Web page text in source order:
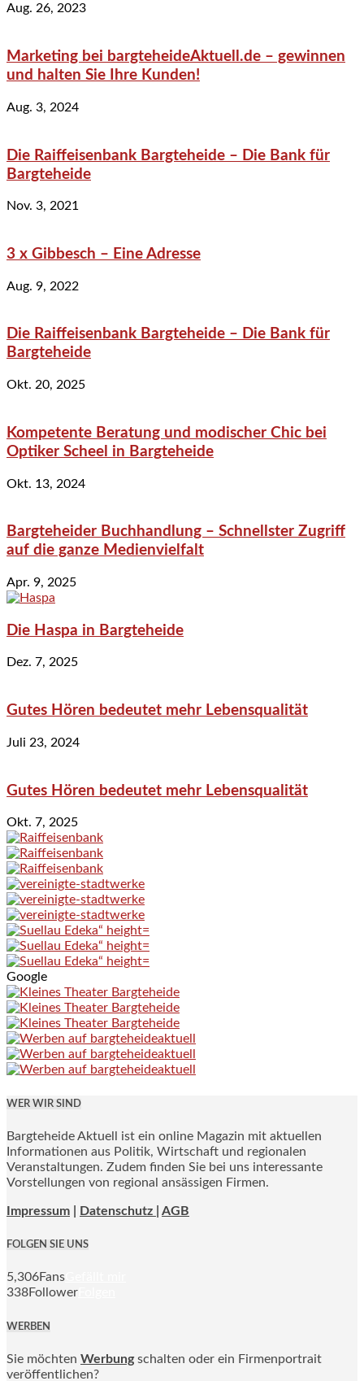
Aug. 26, 2023
Marketing bei bargteheideAktuell.de – gewinnen
und halten Sie Ihre Kunden!
Aug. 3, 2024
Die Raiffeisenbank Bargteheide – Die Bank für
Bargteheide
Nov. 3, 2021
3 x Gibbesch – Eine Adresse
Aug. 9, 2022
Die Raiffeisenbank Bargteheide – Die Bank für
Bargteheide
Okt. 20, 2025
Kompetente Beratung und modischer Chic bei
Optiker Scheel in Bargteheide
Okt. 13, 2024
Bargteheider Buchhandlung – Schnellster Zugriff
auf die ganze Medienvielfalt
Apr. 9, 2025
Die Haspa in Bargteheide
Dez. 7, 2025
Gutes Hören bedeutet mehr Lebensqualität
Juli 23, 2024
Gutes Hören bedeutet mehr Lebensqualität
Okt. 7, 2025
Google
WER WIR SIND
Bargteheide Aktuell ist ein online Magazin mit aktuellen
Informationen aus Politik, Wirtschaft und regionalen
Veranstaltungen. Zudem finden Sie bei uns interessante
Vorstellungen von regional ansässigen Firmen.
Impressum Datenschutz | AGB
FOLGEN SIE UNS
5,306Fans
338Follower
WERBEN
Sie möchten Werbung schalten oder ein Firmenportrait
veröffentlichen?